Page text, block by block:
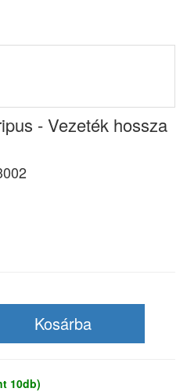
- Vezeték hossza
10db)